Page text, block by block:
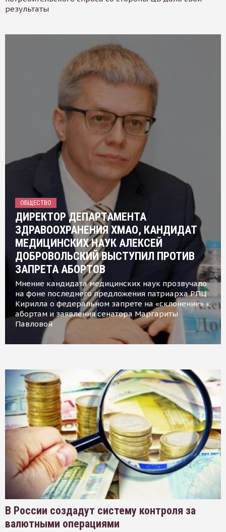
результаты
ОБЩЕСТВО
ДИРЕКТОР ДЕПАРТАМЕНТА
ЗДРАВООХРАНЕНИЯ ХМАО, КАНДИДАТ
МЕДИЦИНСКИХ НАУК АЛЕКСЕЙ
ДОБРОВОЛЬСКИЙ ВЫСТУПИЛ ПРОТИВ
ЗАПРЕТА АБОРТОВ
Мнение кандидата медицинских наук прозвучало
на фоне последнего предложения патриарха РПЦ
Кирилла о федеральном запрете на «склонение» к
абортам и заявления сенатора Маргариты
Павловой
В России создадут систему контроля за
валютными операциями